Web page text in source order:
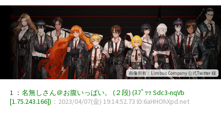
日
ゴ
ー
画像所有：Limbus Company 公式Twitter 様
1 ： 名無しさん＠お腹いっぱい。 (２段) (ｽﾌﾟｯｯ Sdc3-nqVb
[1.75.243.166]) ：2023/04/07(金) 19:14:52.73 ID:6aHHOhXpd.net